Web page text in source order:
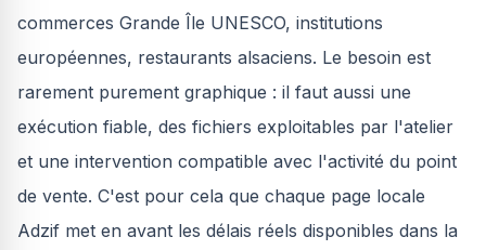
commerces Grande Île UNESCO, institutions
européennes, restaurants alsaciens. Le besoin est
rarement purement graphique : il faut aussi une
exécution fiable, des fichiers exploitables par l'atelier
et une intervention compatible avec l'activité du point
de vente. C'est pour cela que chaque page locale
Adzif met en avant les délais réels disponibles dans la